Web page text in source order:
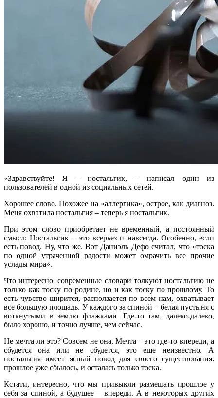
«Здравствуйте! Я – ностальгик, – написал один из
пользователей в одной из социальных сетей.
Хорошее слово. Похожее на «аллергика», острое, как диагноз.
Меня охватила ностальгия – теперь я ностальгик.
При этом слово приобретает не временный, а постоянный
смысл: Ностальгик – это всерьез и навсегда. Особенно, если
есть повод. Ну, что же. Вот Даниэль Дефо считал, что «тоска
по одной утраченной радости может омрачить все прочие
услады мира».
Что интересно: современные словари толкуют ностальгию не
только как тоску по родине, но и как тоску по прошлому. То
есть чувство ширится, расползается по всем нам, охватывает
все большую площадь. У каждого за спиной – белая пустыня с
воткнутыми в землю флажками. Где-то там, далеко-далеко,
было хорошо, и точно лучше, чем сейчас.
Не мечта ли это? Совсем не она. Мечта – это где-то впереди, а
сбудется она или не сбудется, это еще неизвестно. А
ностальгия имеет ясный повод для своего существования:
прошлое уже сбылось, и осталась только тоска.
Кстати, интересно, что мы привыкли размещать прошлое у
себя за спиной, а будущее – впереди. А в некоторых других